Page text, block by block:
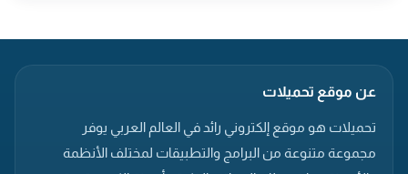
عن موقع تحميلات
تحميلات هو موقع إلكتروني رائد في العالم العربي يوفر
مجموعة متنوعة من البرامج والتطبيقات لمختلف الأنظمة